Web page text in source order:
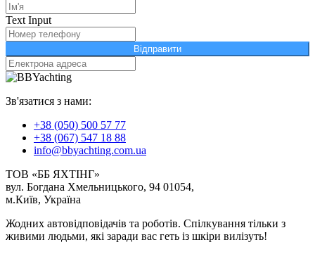
Text Input
Відправити
Зв'язатися з нами:
+38 (050) 500 57 77
+38 (067) 547 18 88
info@bbyachting.com.ua
ТОВ «ББ ЯХТІНГ»
вул. Богдана Хмельницького, 94 01054,
м.Київ, Україна
Жодних автовідповідачів та роботів. Спілкування тільки з
живими людьми, які заради вас геть із шкіри вилізуть!